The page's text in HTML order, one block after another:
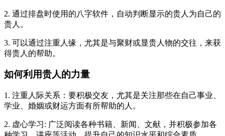
2. 通过排盘时使用的八字软件，自动判断显示的贵人为自己的
贵人。
3. 可以通过注重人缘，尤其是与聚财或显贵人物的交往，来获
得贵人的帮助。
如何利用贵人的力量
1. 注重人际关系：要积极交友，尤其是关注那些在自己事业、
学业、婚姻或财运方面有所帮助的人。
2. 虚心学习: 广泛阅读各种书籍、新闻、文献，并积极参加各